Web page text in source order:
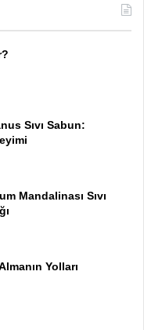
Sıvı Sabun:
Mandalinası Sıvı
Yolları